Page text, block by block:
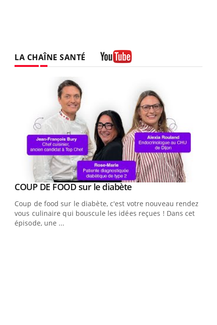
LA CHAÎNE SANTÉ
Youtube
COUP DE FOOD sur le diabèteYoutube
Coup de food sur le diabète, c'est votre nouveau rendez-
vous culinaire qui bouscule les idées reçues ! Dans cet
épisode, une ...